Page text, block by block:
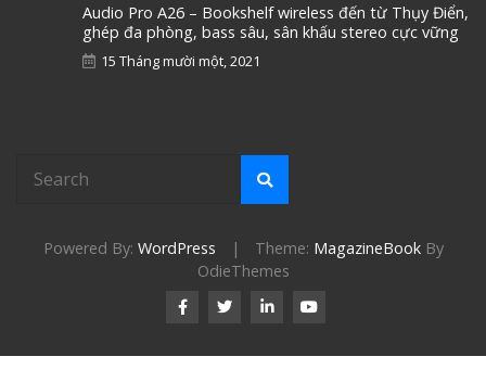
Audio Pro A26 – Bookshelf wireless đến từ Thụy Điển,
ghép đa phòng, bass sâu, sân khấu stereo cực vững
15 Tháng mười một, 2021
Powered By: WordPress | Theme: MagazineBookBy
OdieThemes